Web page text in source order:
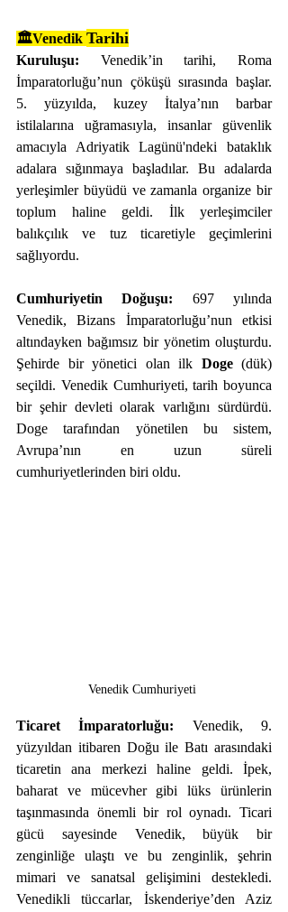
🏛️Venedik Tarihi
Kuruluşu: Venedik’in tarihi, Roma
İmparatorluğu’nun çöküşü sırasında başlar.
5. yüzyılda, kuzey İtalya’nın barbar
istilalarına uğramasıyla, insanlar güvenlik
amacıyla Adriyatik Lagünü'ndeki bataklık
adalara sığınmaya başladılar. Bu adalarda
yerleşimler büyüdü ve zamanla organize bir
toplum haline geldi. İlk yerleşimciler
balıkçılık ve tuz ticaretiyle geçimlerini
sağlıyordu.
Cumhuriyetin Doğuşu: 697 yılında
Venedik, Bizans İmparatorluğu’nun etkisi
altındayken bağımsız bir yönetim oluşturdu.
Şehirde bir yönetici olan ilk Doge (dük)
seçildi. Venedik Cumhuriyeti, tarih boyunca
bir şehir devleti olarak varlığını sürdürdü.
Doge tarafından yönetilen bu sistem,
Avrupa’nın en uzun süreli
cumhuriyetlerinden biri oldu.
Venedik Cumhuriyeti
Ticaret İmparatorluğu: Venedik, 9.
yüzyıldan itibaren Doğu ile Batı arasındaki
ticaretin ana merkezi haline geldi. İpek,
baharat ve mücevher gibi lüks ürünlerin
taşınmasında önemli bir rol oynadı. Ticari
gücü sayesinde Venedik, büyük bir
zenginliğe ulaştı ve bu zenginlik, şehrin
mimari ve sanatsal gelişimini destekledi.
Venedikli tüccarlar, İskenderiye’den Aziz